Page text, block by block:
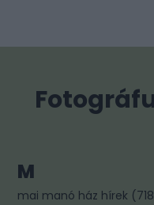
M
mai manó ház hírek (718